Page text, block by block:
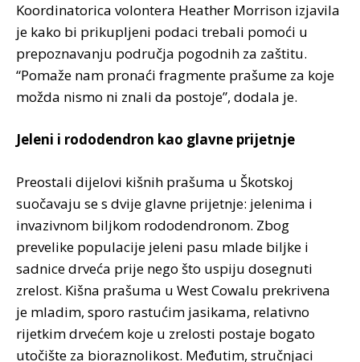
Koordinatorica volontera Heather Morrison izjavila
je kako bi prikupljeni podaci trebali pomoći u
prepoznavanju područja pogodnih za zaštitu.
“Pomaže nam pronaći fragmente prašume za koje
možda nismo ni znali da postoje”, dodala je.
Jeleni i rododendron kao glavne prijetnje
Preostali dijelovi kišnih prašuma u Škotskoj
suočavaju se s dvije glavne prijetnje: jelenima i
invazivnom biljkom rododendronom. Zbog
prevelike populacije jeleni pasu mlade biljke i
sadnice drveća prije nego što uspiju dosegnuti
zrelost. Kišna prašuma u West Cowalu prekrivena
je mladim, sporo rastućim jasikama, relativno
rijetkim drvećem koje u zrelosti postaje bogato
utočište za bioraznolikost. Međutim, stručnjaci